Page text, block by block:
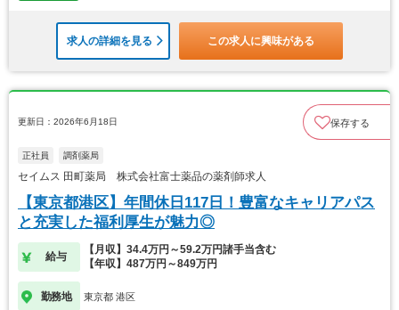
求人の詳細を見る この求人に興味がある
更新日：2026年6月18日 保存する
正社員 調剤薬局
セイムス 田町薬局 株式会社富士薬品の薬剤師求人
【東京都港区】年間休日117日！豊富なキャリアパス
と充実した福利厚生が魅力◎
給与
【月収】34.4万円～59.2万円諸手当含む
【年収】487万円～849万円
勤務地 東京都 港区